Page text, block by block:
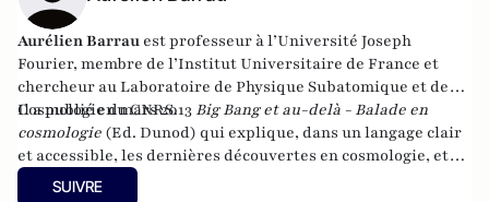
Aurélien Barrau est professeur à l’Université Joseph
Fourier, membre de l’Institut Universitaire de France et
chercheur au Laboratoire de Physique Subatomique et de
Cosmologie du CNRS.
Il a publié en mars 2013 Big Bang et au-delà - Balade en
cosmologie (Ed. Dunod) qui explique, dans un langage clair
et accessible, les dernières découvertes en cosmologie, et
des
Univers multiples
SUIVRE